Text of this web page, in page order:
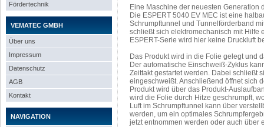
Fördertechnik
VEMATEC GMBH
Über uns
Impressum
Datenschutz
AGB
Kontakt
NAVIGATION
Eine Maschine der neuesten Generation
Die ESPERT 5040 EV MEC ist eine
Schrumpftunnel und Tunnelförderband
schließt sich elektromechanisch mit Hilfe
ESPERT-Serie wird hier keine Druckluft
Das Produkt wird in die Folie gelegt und
Der automatische Einschweiß-Zyklus
Zeittakt gestartet werden. Dabei schließt
eingeschweißt. Anschließend öffnet sich
Produkt wird über das Produkt-
wird die Folie durch Hitze geschrumpft,
Luft im Schrumpftunnel kann über
werden, um ein optimales
jetzt entnommen werden oder auch über